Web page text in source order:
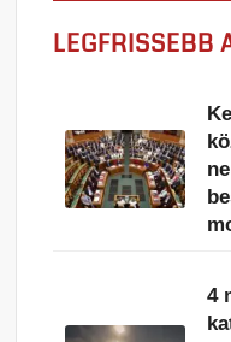
LEGFRISSEBB
4